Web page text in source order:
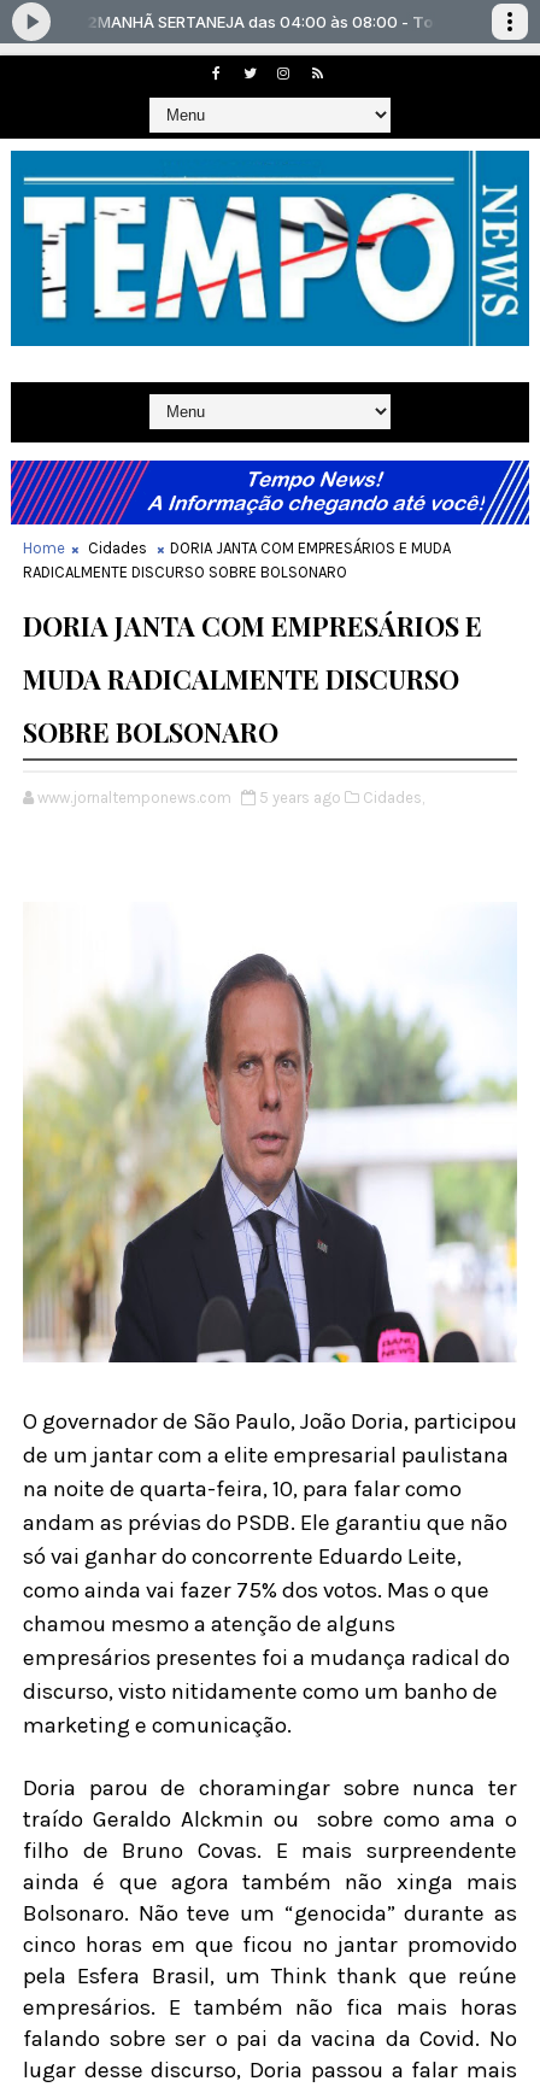
Home Cidades
DORIA JANTA COM EMPRESÁRIOS E MUDA
RADICALMENTE DISCURSO SOBRE BOLSONARO
DORIA JANTA COM EMPRESÁRIOS E
MUDA RADICALMENTE DISCURSO
SOBRE BOLSONARO
www.jornaltemponews.com 5 years ago Cidades,
O governador de São Paulo, João Doria, participou
de um jantar com a elite empresarial paulistana
na noite de quarta-feira, 10, para falar como
andam as prévias do PSDB. Ele garantiu que não
só vai ganhar do concorrente Eduardo Leite,
como ainda vai fazer 75% dos votos. Mas o que
chamou mesmo a atenção de alguns
empresários presentes foi a mudança radical do
discurso, visto nitidamente como um banho de
marketing e comunicação.
Doria parou de choramingar sobre nunca ter
traído Geraldo Alckmin ou
sobre como ama o
filho de Bruno Covas. E mais surpreendente
ainda é que agora também não xinga mais
Bolsonaro. Não teve um “genocida” durante as
cinco horas em que ficou no jantar promovido
pela Esfera Brasil, um Think thank que reúne
empresários. E também não fica mais horas
falando sobre ser o pai da vacina da Covid. No
lugar desse discurso, Doria passou a falar mais